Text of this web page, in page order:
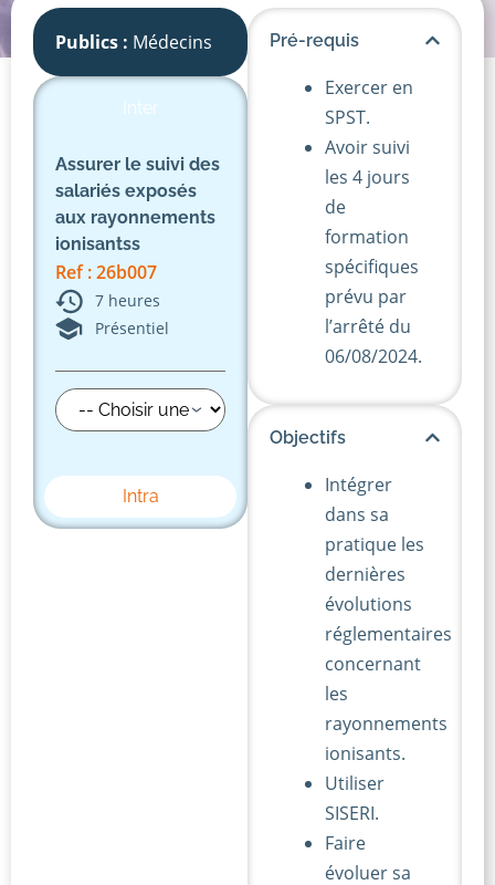
Publics : Médecins
Inter
Intra
Assurer le suivi des
salariés exposés
aux rayonnements
ionisantss
Ref : 26b007
7 heures
Présentiel
Pré-requis
Exercer en
SPST.
Avoir suivi
les 4 jours
de
formation
spécifiques
prévu par
l’arrêté du
06/08/2024.
Objectifs
Intégrer
dans sa
pratique les
dernières
évolutions
réglementaires
concernant
les
rayonnements
ionisants.
Utiliser
SISERI.
Faire
évoluer sa